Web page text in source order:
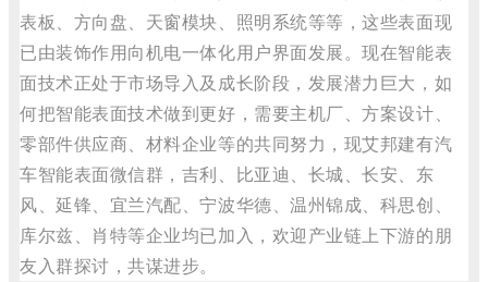
表板、方向盘、天窗模块、照明系统等等，这些表面现
已由装饰作用向机电一体化用户界面发展。现在智能表
面技术正处于市场导入及成长阶段，发展潜力巨大，如
何把智能表面技术做到更好，需要主机厂、方案设计、
零部件供应商、材料企业等的共同努力，现艾邦建有汽
车智能表面微信群，吉利、比亚迪、长城、长安、东
风、延锋、宜兰汽配、宁波华德、温州锦成、科思创、
库尔兹、肖特等企业均已加入，欢迎产业链上下游的朋
友入群探讨，共谋进步。